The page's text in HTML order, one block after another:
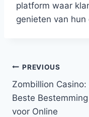
platform waar
genieten van
PREVIOUS
Zombillion Casino:
Beste Bestemming
voor Online